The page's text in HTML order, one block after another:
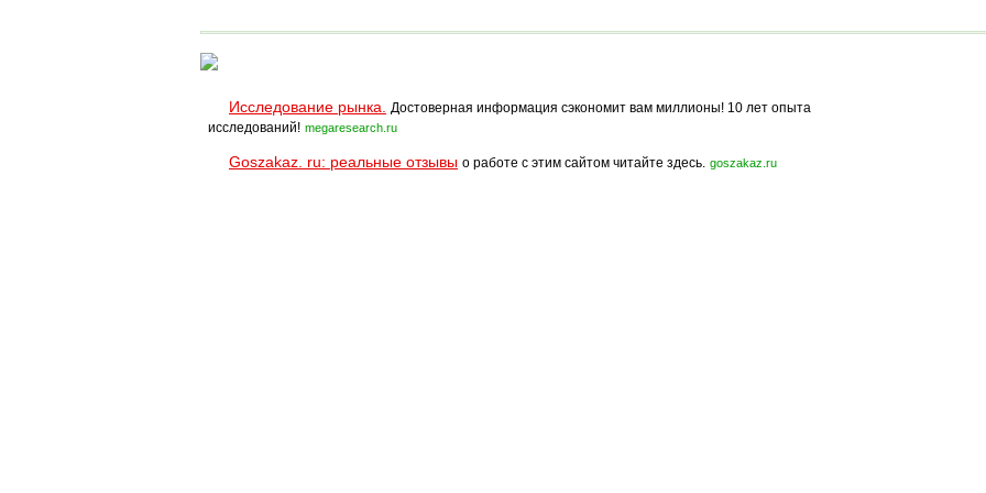
Исследование рынка.
Достоверная информация сэкономит вам миллионы! 10 лет опыта
исследований! megaresearch.ru
Goszakaz. ru: реальные отзывы о работе с этим сайтом читайте здесь. goszakaz.ru